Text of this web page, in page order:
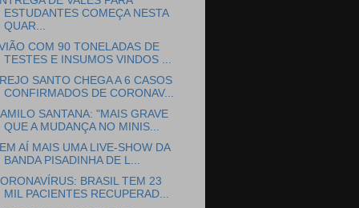
ESTUDANTES COMEÇA NESTA
QUAR...
COM 90 TONELADAS DE
TESTES E INSUMOS VINDOS ...
SANTO CHEGA A 6 CASOS
CONFIRMADOS DE CORONAV...
SANTANA: "MAIS GRAVE
QUE A MUDANÇA NO MINIS...
AÍ MAIS UMA LIVE-SHOW DA
BANDA PISADINHA DE L...
BRASIL TEM 23
MIL PACIENTES RECUPERAD...